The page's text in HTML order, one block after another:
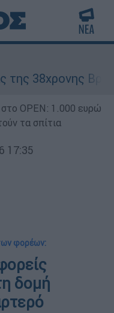
Βρετανίδας
OPEN: 1.000 ευρώ
τα σπίτια
17:35
φορέων:
δομή